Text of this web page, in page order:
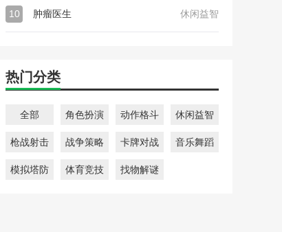
10 肿瘤医生 休闲益智
热门分类
全部 角色扮演 动作格斗 休闲益智
枪战射击 战争策略 卡牌对战 音乐舞蹈
模拟塔防 体育竞技 找物解谜